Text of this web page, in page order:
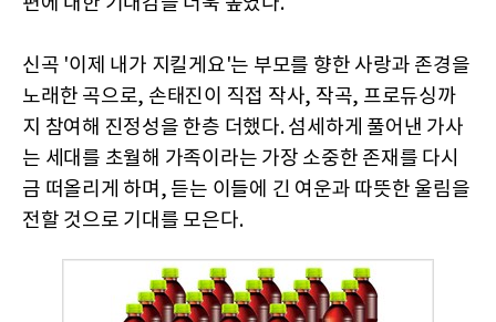
신곡 '이제 내가 지킬게요'는 부모를 향한 사랑과 존경을
노래한 곡으로, 손태진이 직접 작사, 작곡, 프로듀싱까
지 참여해 진정성을 한층 더했다. 섬세하게 풀어낸 가사
는 세대를 초월해 가족이라는 가장 소중한 존재를 다시
금 떠올리게 하며, 듣는 이들에 긴 여운과 따뜻한 울림을
전할 것으로 기대를 모은다.